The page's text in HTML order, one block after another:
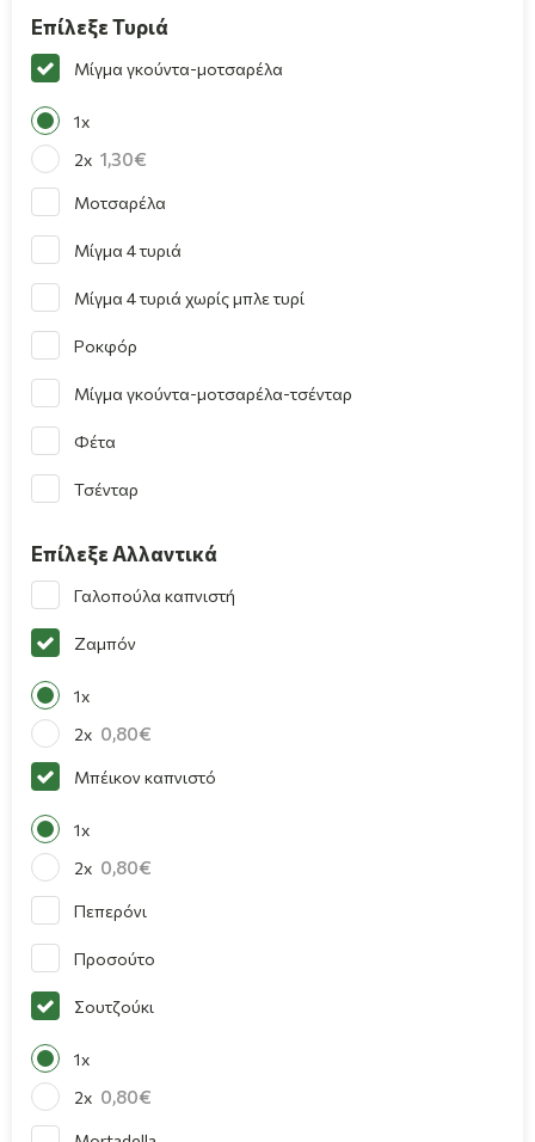
Επίλεξε Τυριά
Μίγμα γκούντα-μοτσαρέλα
1x
2x 1,30
Μοτσαρέλα
Μίγμα 4 τυριά
Μίγμα 4 τυριά χωρίς μπλε τυρί
Ροκφόρ
Μίγμα γκούντα-μοτσαρέλα-τσένταρ
Φέτα
Τσένταρ
Επίλεξε Αλλαντικά
Γαλοπούλα καπνιστή
Ζαμπόν
1x
2x 0,80
Μπέικον καπνιστό
1x
2x 0,80
Πεπερόνι
Προσούτο
Σουτζούκι
1x
2x 0,80